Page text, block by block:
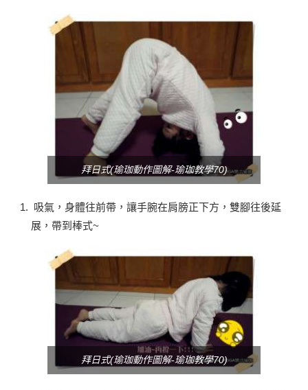
拜日式(瑜珈動作圖解-瑜珈教學70)
吸氣，身體往前帶，讓手腕在肩膀正下方，雙腳往後延
展，帶到棒式~
拜日式(瑜珈動作圖解-瑜珈教學70)